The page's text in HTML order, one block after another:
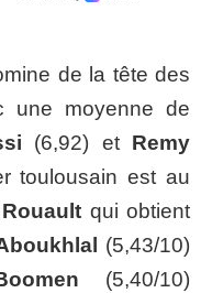
de la tête des
une moyenne de
(6,92) et Remy
toulousain est au
qui obtient
(5,43/10)
(5,40/10)